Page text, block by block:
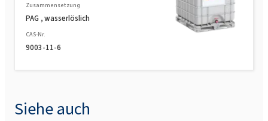
Zusammensetzung
PAG , wasserlöslich
CAS-Nr.
9003-11-6
Siehe auch